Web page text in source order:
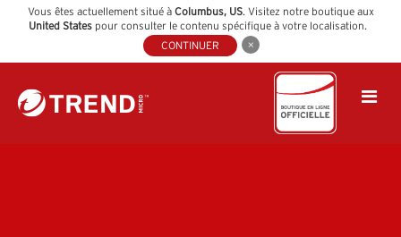
Vous êtes actuellement situé à Columbus, US. Visitez notre boutique aux
United States pour consulter le contenu spécifique à votre localisation.
CONTINUER